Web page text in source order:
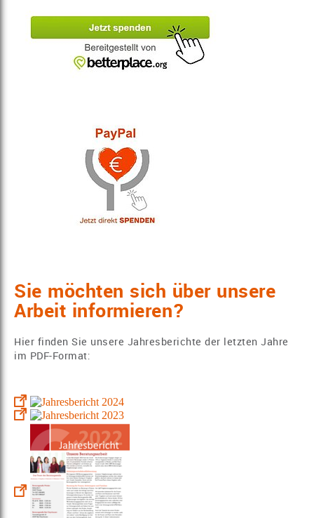
Sie möchten sich über unsere
Arbeit informieren?
Hier finden Sie unsere Jahresberichte der letzten Jahre
im PDF-Format: